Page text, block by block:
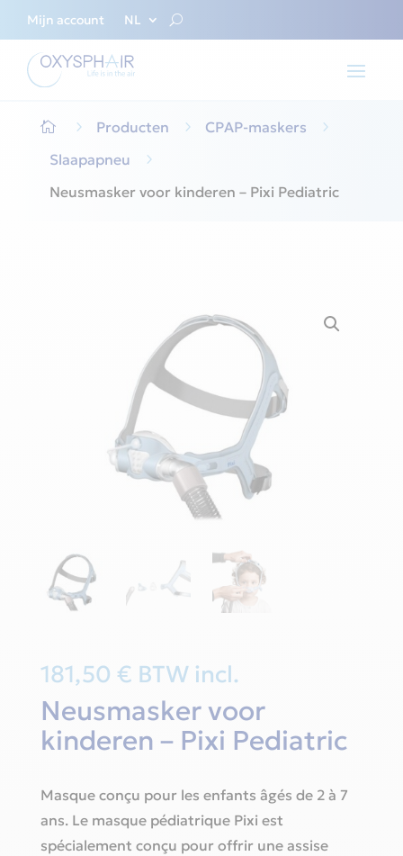
Mijn account NL
 5 Producten 5 CPAP-maskers
5
Slaapapneu
5
Neusmasker voor kinderen – Pixi Pediatric
181,50 € BTW incl.
Neusmasker voor
kinderen – Pixi Pediatric
Masque conçu pour les enfants âgés de 2 à 7
ans. Le masque pédiatrique Pixi est
spécialement conçu pour offrir une assise